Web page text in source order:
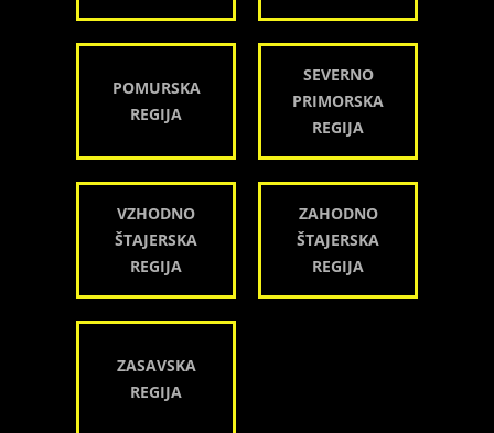
POMURSKA
REGIJA
SEVERNO
PRIMORSKA
REGIJA
VZHODNO
ŠTAJERSKA
REGIJA
ZAHODNO
ŠTAJERSKA
REGIJA
ZASAVSKA
REGIJA